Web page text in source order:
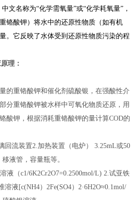
中文名称为“化学需氧量”或“化学耗氧量”，
铬酸钾）将水中的还原性物质（如有机
。它反映了水体受到还原性物质污染的程
原理：
的重铬酸钾和催化剂硫酸银，在强酸性介
分重铬酸钾被水样中可氧化物质还原，用
酸钾，根据消耗重铬酸钾的量计算COD的
回流装置2.加热装置（电炉） 3.25mL或50
液管，容量瓶等。
液（c1/6K2Cr2O7=0.2500mol/L) 2.试亚铁
溶液[c(NH4）2Fe(SO4）2·6H2O≈0.1mol/